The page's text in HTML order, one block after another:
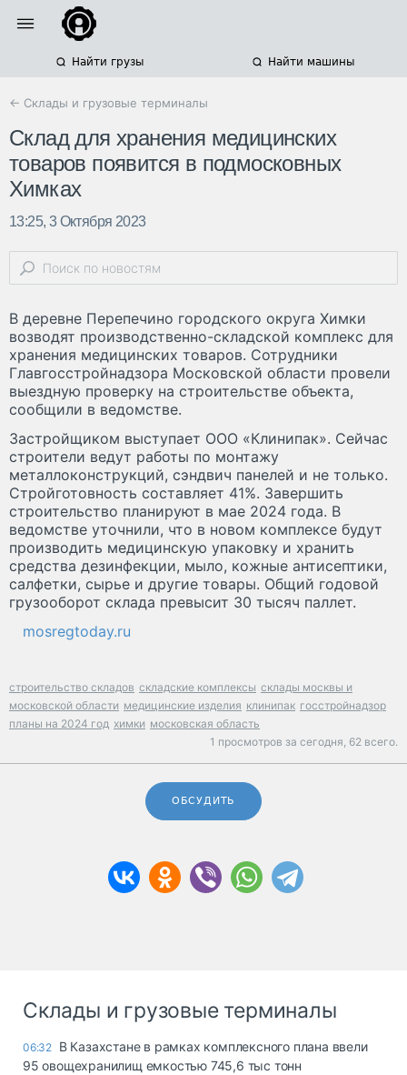
Найти грузы Найти машины
← Склады и грузовые терминалы
Склад для хранения медицинских
товаров появится в подмосковных
Химках
13:25, 3 Октября 2023
В деревне Перепечино городского округа Химки
возводят производственно-складской комплекс для
хранения медицинских товаров. Сотрудники
Главгосстройнадзора Московской области провели
выездную проверку на строительстве объекта,
сообщили в ведомстве.
Застройщиком выступает ООО «Клинипак». Сейчас
строители ведут работы по монтажу
металлоконструкций, сэндвич панелей и не только.
Стройготовность составляет 41%. Завершить
строительство планируют в мае 2024 года. В
ведомстве уточнили, что в новом комплексе будут
производить медицинскую упаковку и хранить
средства дезинфекции, мыло, кожные антисептики,
салфетки, сырье и другие товары. Общий годовой
грузооборот склада превысит 30 тысяч паллет.
mosregtoday.ru
строительство складов складские комплексы склады москвы и
московской области медицинские изделия клинипак госстройнадзор
планы на 2024 год химки московская область
1 просмотров за сегодня, 62 всего.
ОБСУДИТЬ
Склады и грузовые терминалы
06:32 В Казахстане в рамках комплексного плана ввели
95 овощехранилищ емкостью 745,6 тыс тонн